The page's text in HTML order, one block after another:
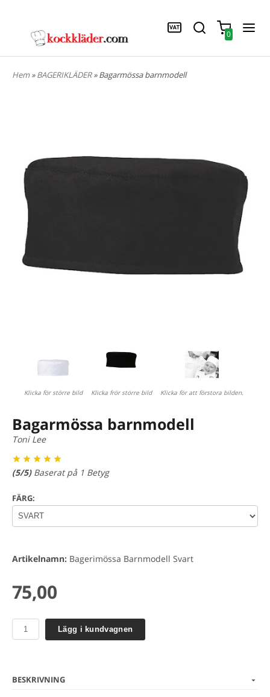
0
Hem»BAGERIKLÄDER» Bagarmössa barnmodell
Klicka för större bild Klicka frör större bild Klicka för att förstora bilden.
Bagarmössa barnmodell
Toni Lee
(5/5) Baserat på 1 Betyg
FÄRG:
Artikelnamn: Bagerimössa Barnmodell Svart
75,00
Lägg i kundvagnen
BESKRIVNING